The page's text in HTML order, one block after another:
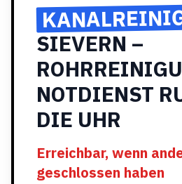
SIEVERN –
NOTDIENST
DIE UHR
Erreichbar, wenn
geschlossen haben